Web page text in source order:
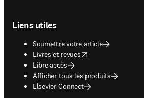
Liens utiles
Soumettre votre article
Livres et revues
opens in new tab/window
Libre accès
Afficher tous les produits
Elsevier Connect